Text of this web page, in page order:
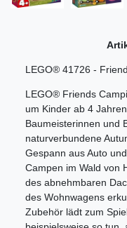
LEGO® 41726 -
LEGO® Friends
um Kinder ab 4
Baumeisterinnen und
naturverbundene
Gespann aus Auto
Campen im Wald von
des abnehmbaren
des Wohnwagens
Zubehör lädt zum